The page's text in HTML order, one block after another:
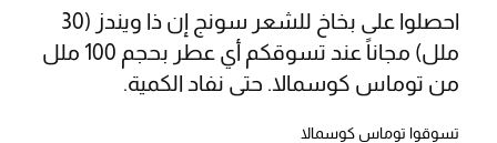
حصريًا عبر الإنترنت
دليل مستلزمات الرجال
احصلوا على بخاخ للشعر سونج إن ذا ويندز (30
ملل) مجاناً عند تسوقكم أي عطر بحجم 100 ملل
من توماس كوسمالا. حتى نفاد الكمية.
تسوقوا توماس كوسمالا